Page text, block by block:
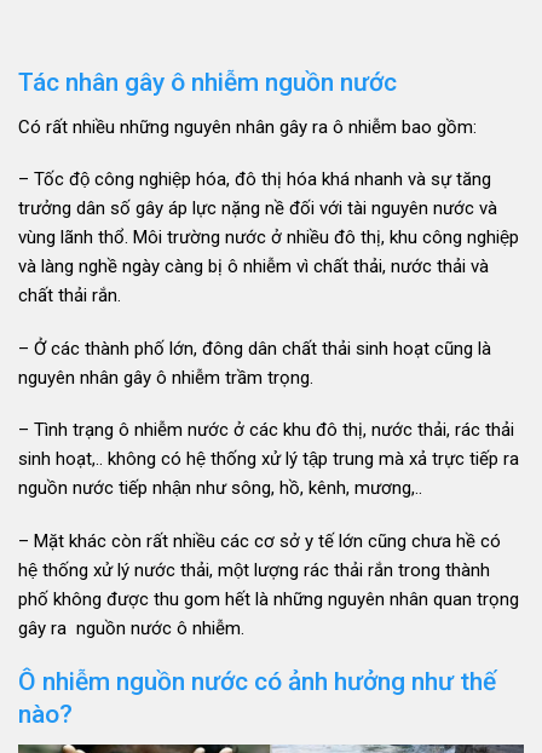
Tác nhân gây ô nhiễm nguồn nước
Có rất nhiều những nguyên nhân gây ra ô nhiễm bao gồm:
– Tốc độ công nghiệp hóa, đô thị hóa khá nhanh và sự tăng
trưởng dân số gây áp lực nặng nề đối với tài nguyên nước và
vùng lãnh thổ. Môi trường nước ở nhiều đô thị, khu công nghiệp
và làng nghề ngày càng bị ô nhiễm vì chất thải, nước thải và
chất thải rắn.
– Ở các thành phố lớn, đông dân chất thải sinh hoạt cũng là
nguyên nhân gây ô nhiễm trầm trọng.
– Tình trạng ô nhiễm nước ở các khu đô thị, nước thải, rác thải
sinh hoạt,.. không có hệ thống xử lý tập trung mà xả trực tiếp ra
nguồn nước tiếp nhận như sông, hồ, kênh, mương,..
– Mặt khác còn rất nhiều các cơ sở y tế lớn cũng chưa hề có
hệ thống xử lý nước thải, một lượng rác thải rắn trong thành
phố không được thu gom hết là những nguyên nhân quan trọng
gây ra nguồn nước ô nhiễm.
Ô nhiễm nguồn nước có ảnh hưởng như thế
nào?